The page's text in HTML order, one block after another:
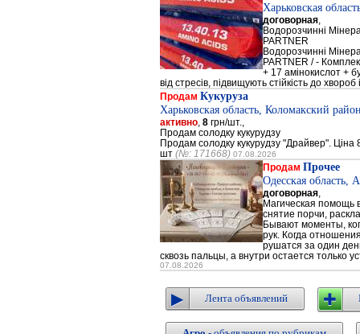
Харьковская
договорная
Водорозчинні
PARTNER
Водорозчинні
PARTNER / -
+ 17 амінокислот +
від стресів, підвищують стійкість до хвороб
Продам Кукуруза
Харьковская область, Коломакский
активно 8 грн/шт.,
Продам солодку кукурудзу
Продам солодку кукурудзу "Драйвер". Ціна
шт (№: 171668) 07.08.2026
Продам Прочее
Одесская область,
договорная
Магическая помощь
снятие порчи,
Бывают моменты,
рук. Когда
рушатся за один
сквозь пальцы, а внутри остается только
07.08.2026
Лента объявлений